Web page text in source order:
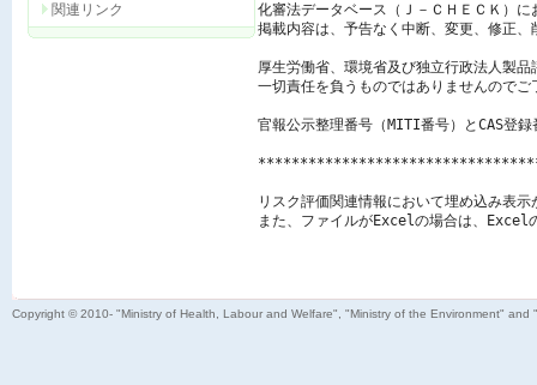
関連リンク
化審法データベース（Ｊ－ＣＨＥＣＫ）
掲載内容は、予告なく中断、変更、修正
厚生労働省、環境省及び独立行政法人製
一切責任を負うものではありませんのでご
官報公示整理番号（MITI番号）とCAS登
リスク評価関連情報において埋め込み表
また、ファイルがExcelの場合は、Excel
Copyright © 2010- "Ministry of Health, Labour and Welfare", "Ministry of the Environment"